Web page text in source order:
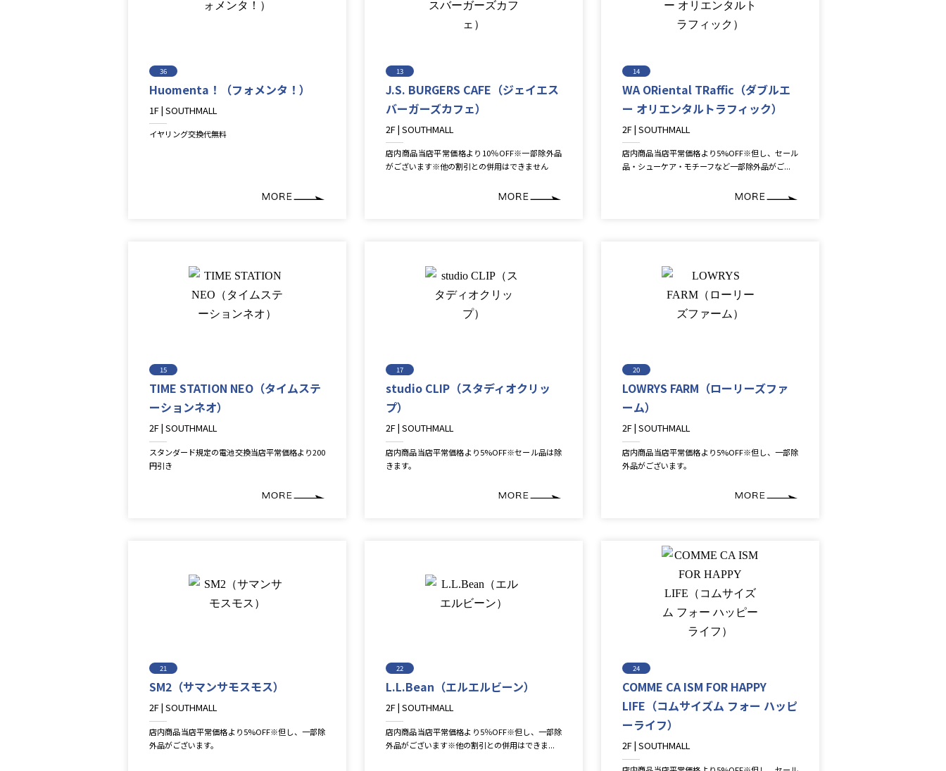
36
Huomenta！（フォメンタ！）
1F | SOUTHMALL
Lifestyle＆Goods
イヤリング交換代無料
13
J.S. BURGERS CAFE（ジェイエス
バーガーズカフェ）
2F | SOUTHMALL
Restaurant＆Cafe＆Sweets
店内商品当店平常価格より10％OFF※一部除外品
がございます※他の割引との併用はできません
14
WA ORiental TRaffic（ダブルエ
ー オリエンタルトラフィック）
2F | SOUTHMALL
Lifestyle＆Goods
店内商品当店平常価格より5%OFF※但し、セール
品・シューケア・モチーフなど一部除外品がご...
15
TIME STATION NEO（タイムステ
ーションネオ）
2F | SOUTHMALL
Lifestyle＆Goods
スタンダード規定の電池交換当店平常価格より200
円引き
17
studio CLIP（スタディオクリッ
プ）
2F | SOUTHMALL
Fashion
店内商品当店平常価格より5%OFF※セール品は除
きます。
20
LOWRYS FARM（ローリーズファ
ーム）
2F | SOUTHMALL
Fashion
店内商品当店平常価格より5%OFF※但し、一部除
外品がございます。
21
SM2（サマンサモスモス）
2F | SOUTHMALL
Fashion
店内商品当店平常価格より5%OFF※但し、一部除
外品がございます。
22
L.L.Bean（エルエルビーン）
2F | SOUTHMALL
Fashion
店内商品当店平常価格より5％OFF※但し、一部除
外品がございます※他の割引との併用はできま...
24
COMME CA ISM FOR HAPPY
LIFE（コムサイズム フォー ハッピ
ーライフ）
2F | SOUTHMALL
Fashion